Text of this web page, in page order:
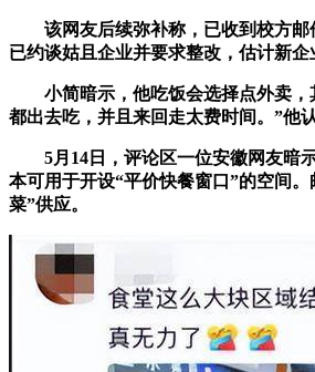
该网友后续弥补称，已收到校方邮件
已约谈姑且企业并要求整改，估计新企
小简暗示，他吃饭会选择点外卖，
都出去吃，并且来回走太费时间。”他
5月14日，评论区一位安徽网友暗示
本可用于开设“平价快餐窗口”的空间
菜”供应。